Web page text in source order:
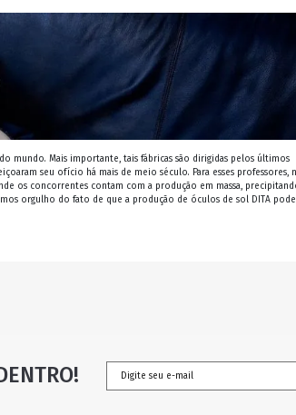
mundo. Mais importante, tais fábricas são dirigidas pelos últimos
seu ofício há mais de meio século. Para esses professores,
os concorrentes contam com a produção em massa,
orgulho do fato de que a produção de óculos de sol DITA